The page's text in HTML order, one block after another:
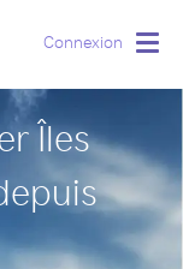
Connexion
Îles